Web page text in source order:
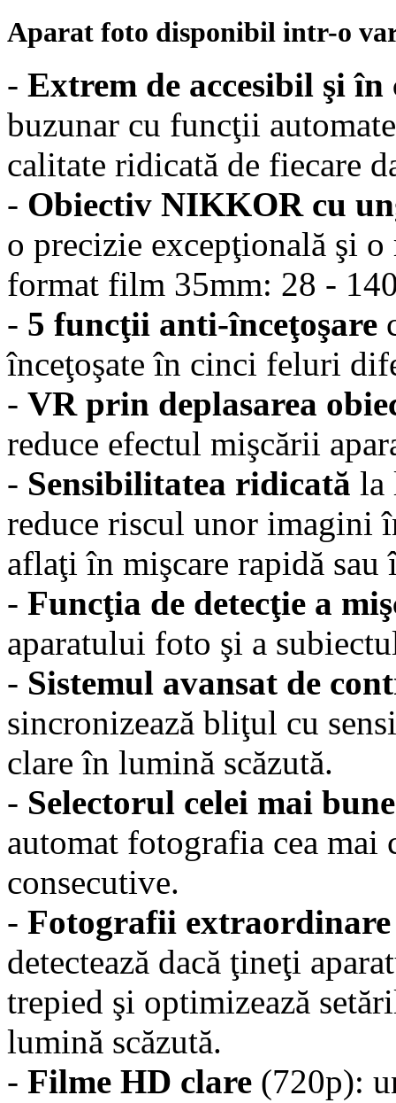
Aparat foto disponibil intr-o
- Extrem de accesibil şi
buzunar cu funcţii
calitate ridicată de fiecare
- Obiectiv NIKKOR cu
o precizie excepţională şi
format film 35mm: 28 -
- 5 funcţii anti-înceţoşare
înceţoşate în cinci feluri
- VR prin deplasarea
reduce efectul mişcării
- Sensibilitatea ridicată la
reduce riscul unor imagini
aflaţi în mişcare rapidă
- Funcţia de detecţie a
aparatului foto şi a
- Sistemul avansat de
sincronizează bliţul cu
clare în lumină scăzută.
- Selectorul celei mai
automat fotografia cea
consecutive.
- Fotografii extraordinare
detectează dacă ţineţi
trepied şi optimizează
lumină scăzută.
- Filme HD clare (720p):